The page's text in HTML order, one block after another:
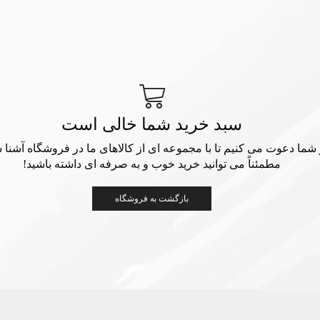
سبد خرید شما خالی است
شما دعوت می کنیم تا با مجموعه ای از کالاهای ما در فروشگاه آشنا
مطمئناً می توانید خرید خوب و به صرفه ای داشته باشید!
بازگشت به فروشگاه